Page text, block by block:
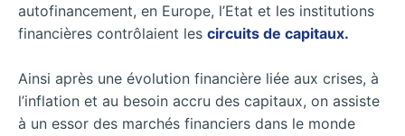
autofinancement, en Europe, l’Etat et les institutions
financières contrôlaient les circuits de capitaux.
Ainsi après une évolution financière liée aux crises, à
l’inflation et au besoin accru des capitaux, on assiste
à un essor des marchés financiers dans le monde